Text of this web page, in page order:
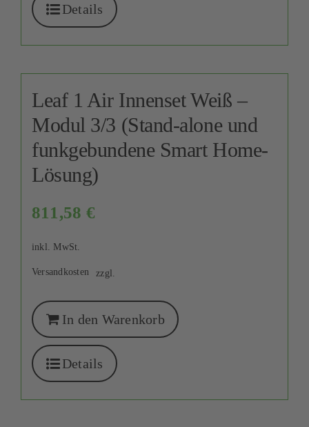
Details
Leaf 1 Air Innenset Weiß –
Modul 3/3 (Stand-alone und
funkgebundene Smart Home-
Lösung)
811,58 €
inkl. MwSt.
zzgl.
Versandkosten
In den Warenkorb
Details